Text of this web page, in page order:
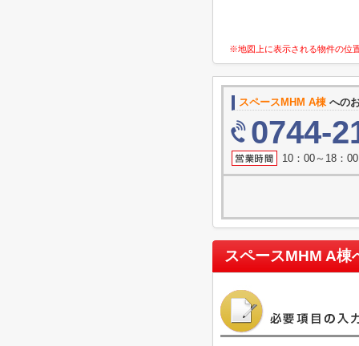
※地図上に表示される物件の位
スペースMHM A棟 への
0744-
10：00～18：
スペースMHM A棟